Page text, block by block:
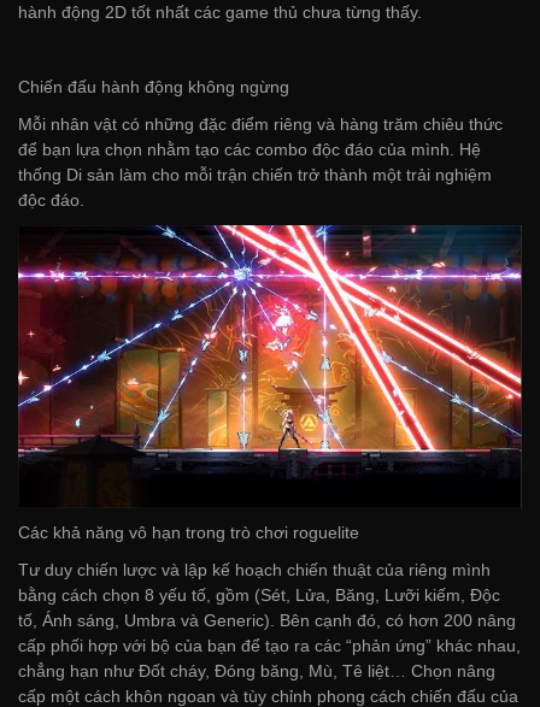
hành động 2D tốt nhất các game thủ chưa từng thấy.
Chiến đấu hành động không ngừng
Mỗi nhân vật có những đặc điểm riêng và hàng trăm chiêu thức
để bạn lựa chọn nhằm tạo các combo độc đáo của mình. Hệ
thống Di sản làm cho mỗi trận chiến trở thành một trải nghiệm
độc đáo.
Các khả năng vô hạn trong trò chơi roguelite
Tư duy chiến lược và lập kế hoạch chiến thuật của riêng mình
bằng cách chọn 8 yếu tố, gồm (Sét, Lửa, Băng, Lưỡi kiếm, Độc
tố, Ánh sáng, Umbra và Generic). Bên cạnh đó, có hơn 200 nâng
cấp phối hợp với bộ của bạn để tạo ra các “phản ứng” khác nhau,
chẳng hạn như Đốt cháy, Đóng băng, Mù, Tê liệt… Chọn nâng
cấp một cách khôn ngoan và tùy chỉnh phong cách chiến đấu của